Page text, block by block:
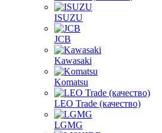
ISUZU
JCB
Kawasaki
Komatsu
LEO Trade (качество)
LGMG